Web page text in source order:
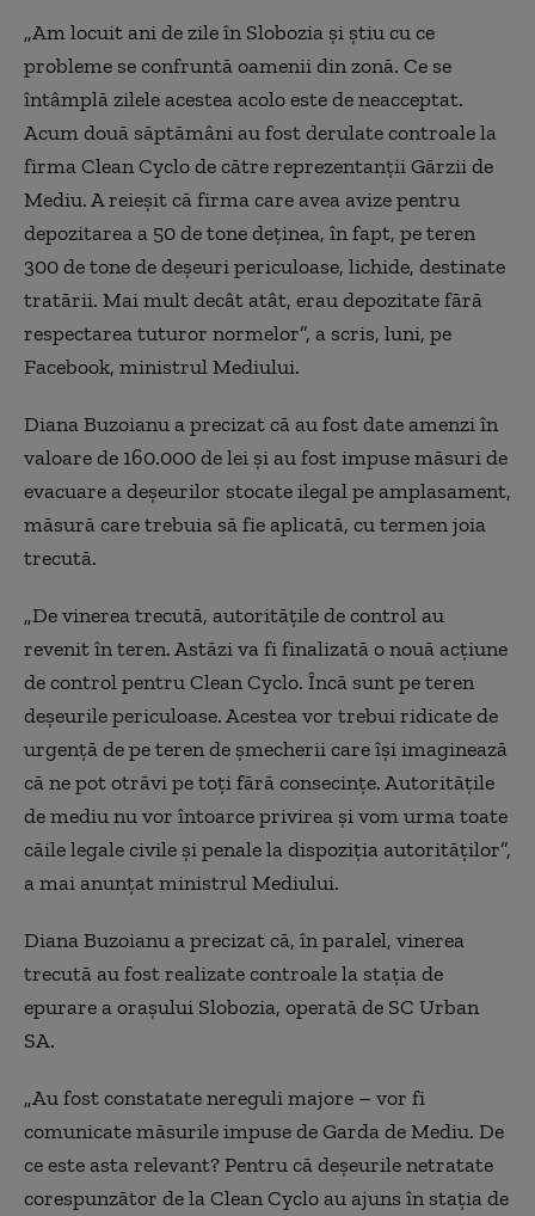
„Am locuit ani de zile în Slobozia şi ştiu cu ce
probleme se confruntă oamenii din zonă. Ce se
întâmplă zilele acestea acolo este de neacceptat.
Acum două săptămâni au fost derulate controale la
firma Clean Cyclo de către reprezentanţii Gărzii de
Mediu. A reieşit că firma care avea avize pentru
depozitarea a 50 de tone deţinea, în fapt, pe teren
300 de tone de deşeuri periculoase, lichide, destinate
tratării. Mai mult decât atât, erau depozitate fără
respectarea tuturor normelor”, a scris, luni, pe
Facebook, ministrul Mediului.
Diana Buzoianu a precizat că au fost date amenzi în
valoare de 160.000 de lei şi au fost impuse măsuri de
evacuare a deşeurilor stocate ilegal pe amplasament,
măsură care trebuia să fie aplicată, cu termen joia
trecută.
„De vinerea trecută, autorităţile de control au
revenit în teren. Astăzi va fi finalizată o nouă acţiune
de control pentru Clean Cyclo. Încă sunt pe teren
deşeurile periculoase. Acestea vor trebui ridicate de
urgenţă de pe teren de şmecherii care îşi imaginează
că ne pot otrăvi pe toţi fără consecinţe. Autorităţile
de mediu nu vor întoarce privirea şi vom urma toate
căile legale civile şi penale la dispoziţia autorităţilor”,
a mai anunţat ministrul Mediului.
Diana Buzoianu a precizat că, în paralel, vinerea
trecută au fost realizate controale la staţia de
epurare a oraşului Slobozia, operată de SC Urban
SA.
„Au fost constatate nereguli majore – vor fi
comunicate măsurile impuse de Garda de Mediu. De
ce este asta relevant? Pentru că deşeurile netratate
corespunzător de la Clean Cyclo au ajuns în staţia de